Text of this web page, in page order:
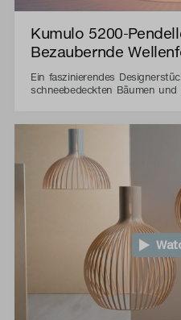
Kumulo 5200-
Bezaubernde
Ein faszinierendes
schneebedeckten Bäumen